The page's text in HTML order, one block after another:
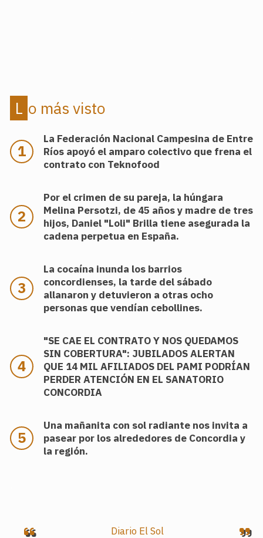
Lo más visto
La Federación Nacional Campesina de Entre
Ríos apoyó el amparo colectivo que frena el
contrato con Teknofood
Por el crimen de su pareja, la húngara
Melina Persotzi, de 45 años y madre de tres
hijos, Daniel "Loli" Brilla tiene asegurada la
cadena perpetua en España.
La cocaína inunda los barrios
concordienses, la tarde del sábado
allanaron y detuvieron a otras ocho
personas que vendían cebollines.
"SE CAE EL CONTRATO Y NOS QUEDAMOS
SIN COBERTURA": JUBILADOS ALERTAN
QUE 14 MIL AFILIADOS DEL PAMI PODRÍAN
PERDER ATENCIÓN EN EL SANATORIO
CONCORDIA
Una mañanita con sol radiante nos invita a
pasear por los alrededores de Concordia y
la región.
Diario El Sol